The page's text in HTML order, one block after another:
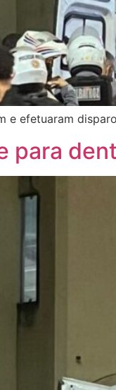
e efetuaram
para